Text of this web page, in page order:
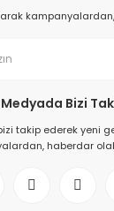
Bizi
takip ederek yeni
haberdar